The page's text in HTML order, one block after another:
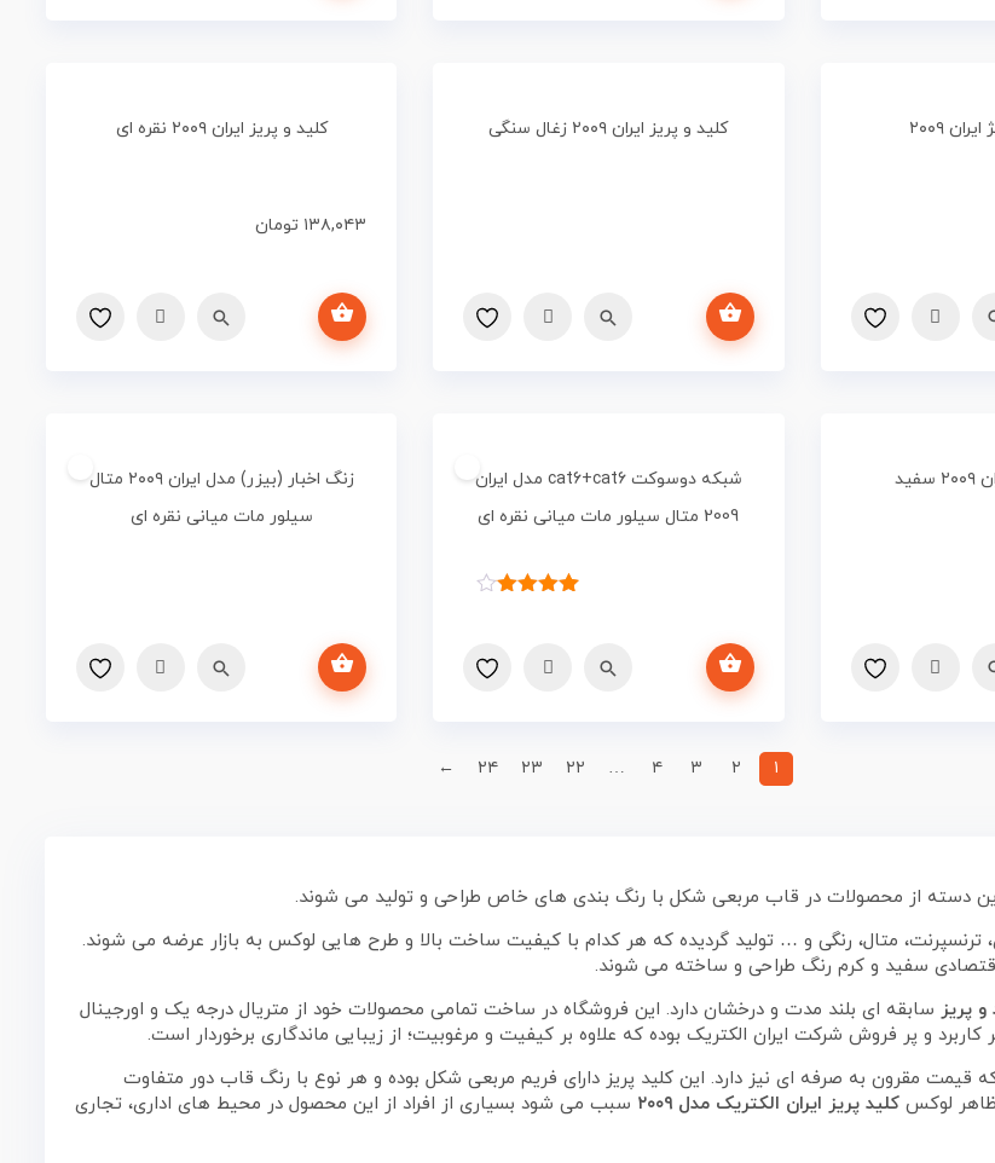
۲۰۰۹ کلید و پریز ایران ۲۰۰۹ زغال سنگی
اطلاعات بیشتر
کلید و پریز ایران ۲۰۰۹ نقره ای
۱۳۸,۰۴۳ تومان
انتخاب گزینه ها
شبکه دوسوکت cat6+cat6 مدل ایران
2009 متال سیلور مات میانی نقره ای
مشتری
اطلاعات بیشتر
زنگ اخبار (بیزر) مدل ایران ۲۰۰۹ متال
سیلور مات میانی نقره ای
اطلاعات بیشتر
۱ ۲ ۳ ۴ … ۲۲ ۲۳ ۲۴ ←
این دسته از محصولات در قاب مربعی شکل با رنگ بندی های خاص طراحی و تولید می شوند.
ترنسپرنت، متال، رنگی و … تولید گردیده که هر کدام با کیفیت ساخت بالا و طرح هایی لوکس به بازار عرضه می شوند.
سفید و کرم رنگ طراحی و ساخته می شوند.
و پریز سابقه ای بلند مدت و درخشان دارد. این فروشگاه در ساخت تمامی محصولات خود از متریال درجه یک و اورجینال
کاربرد و پر فروش شرکت ایران الکتریک بوده که علاوه بر کیفیت و مرغوبیت؛ از زیبایی ماندگاری برخوردار است.
قیمت مقرون به صرفه ای نیز دارد. این کلید پریز دارای فریم مربعی شکل بوده و هر نوع با رنگ قاب دور متفاوت
ظاهر لوکس کلید پریز ایران الکتریک مدل ۲۰۰۹
سبب می شود بسیاری از افراد از این محصول در محیط های اداری، تجاری